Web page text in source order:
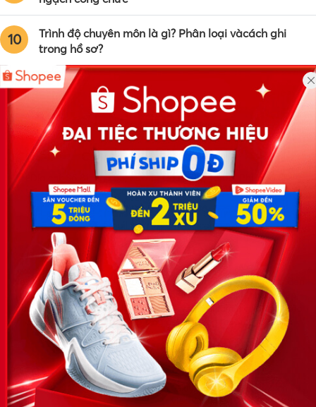
10
Trình độ chuyên môn là gì? Phân loại vàcách ghi
trong hồ sơ?
Công ty TNHH Eyeplus Online
Địa chỉ: Số 81, ngõ 68, đường Cầu Giấy, Tổ 05, Phường Quan
Hoa, Quận Cầu Giấy, TP Hà Nội, Việt Nam
SĐT: 0981 448 766
Email:
hotro@timviec.com.vn
VỀ CHÚNG TÔI
News.timviec.com.vn là website cung cấp thông tin liên quan đến
nhân sự, nghề nghiệp do Timviec.com.vn vận hành nhằm giúp
doanh nghiệp, nhân sự tuyển dụng, người đi làm, người tìm việc
cập nhật thông tin và đáp ứng được mong muốn của mình.
KẾT NỐI
Giấy phép hoạt động dịch vụ
việc làm số 54/2019/SLĐTBXH-